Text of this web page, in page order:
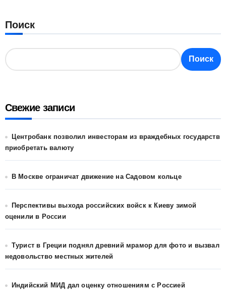
Поиск
Поиск
Свежие записи
Центробанк позволил инвесторам из враждебных государств
приобретать валюту
В Москве ограничат движение на Садовом кольце
Перспективы выхода российских войск к Киеву зимой
оценили в России
Турист в Греции поднял древний мрамор для фото и вызвал
недовольство местных жителей
Индийский МИД дал оценку отношениям с Россией